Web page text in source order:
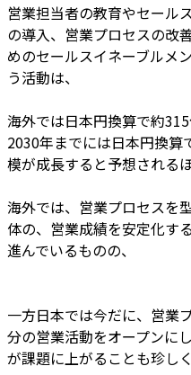
営業担当者の教育やセール
の導入、営業プロセスの改
めのセールスイネーブルメ
う活動は、
海外では日本円換算で約
2030年までには日本円換算
模が成長すると予想される
海外では、営業プロセスを
体の、営業成績を安定化す
進んでいるものの、
一方日本では今だに、営業
分の営業活動をオープンに
が課題に上がることも珍し